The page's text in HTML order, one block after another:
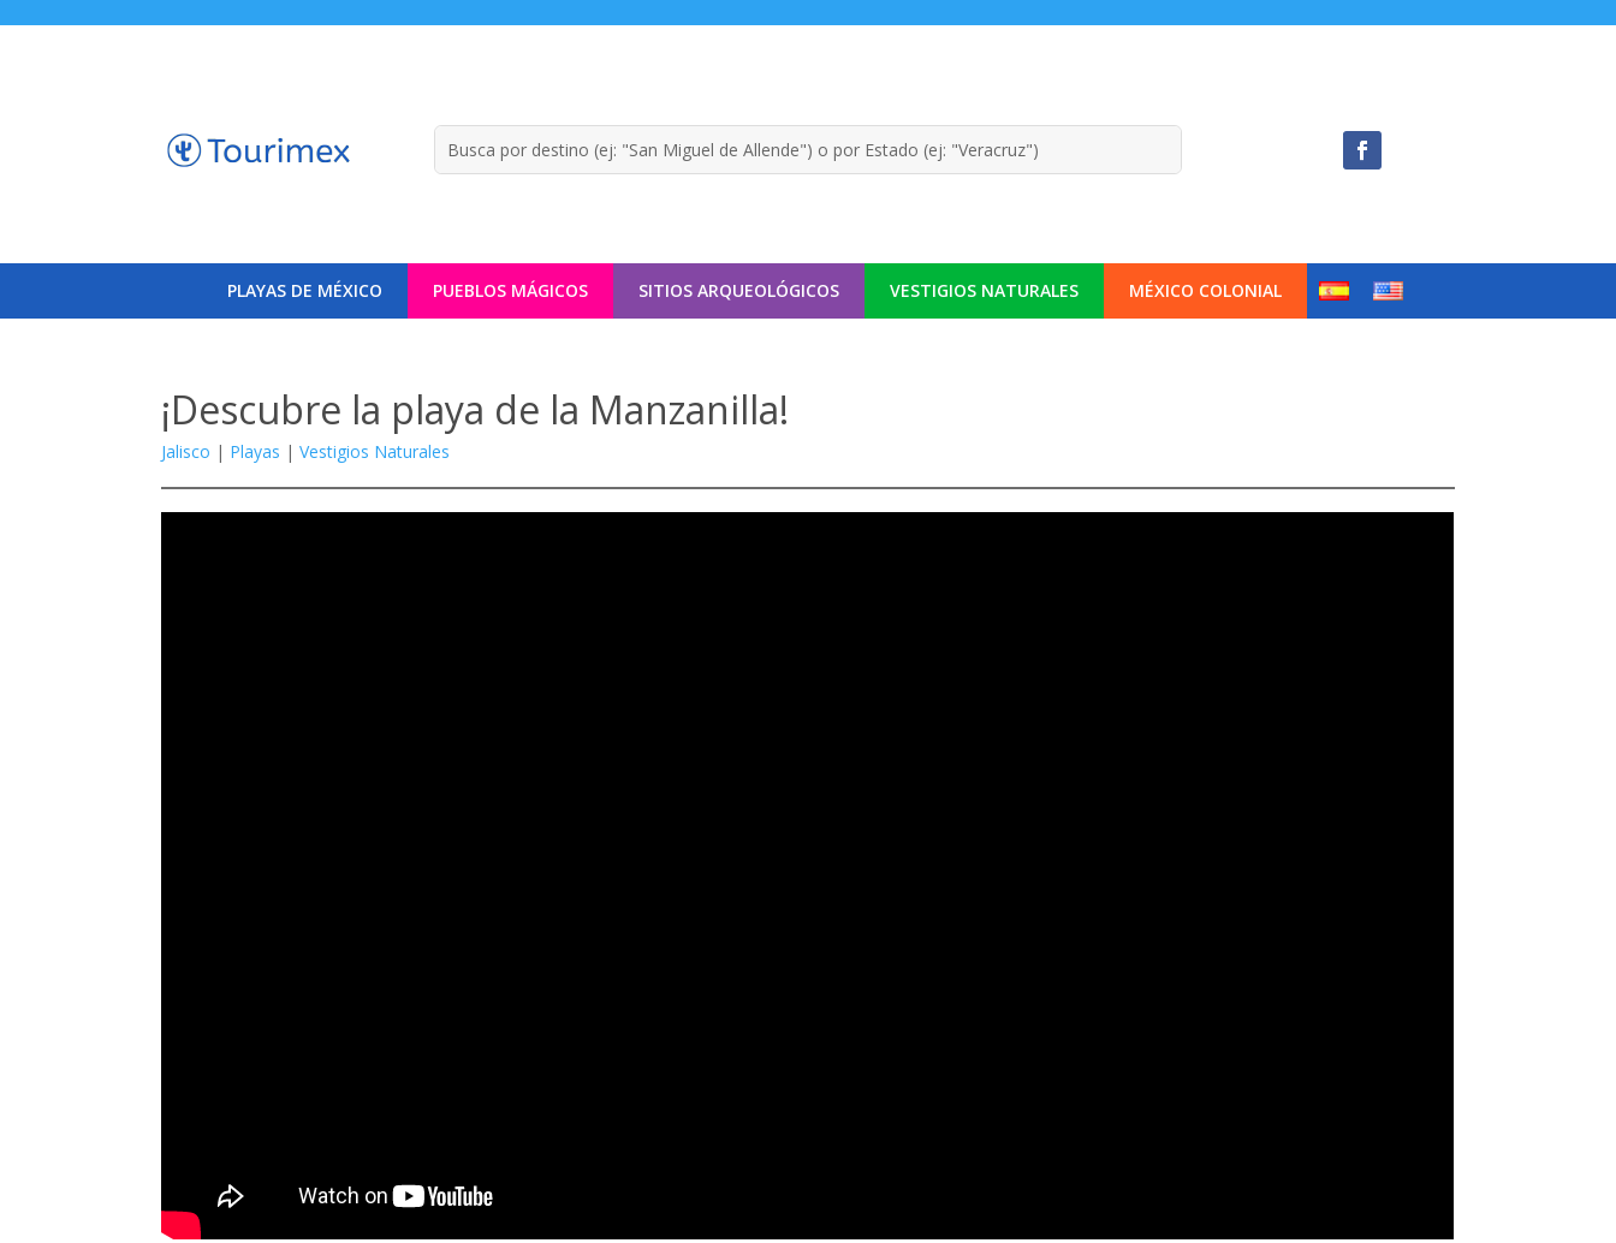
PLAYAS DE MÉXICO PUEBLOS MÁGICOS SITIOS ARQUEOLÓGICOS VESTIGIOS NATURALES MÉXICO COLONIAL
¡Descubre la playa de la Manzanilla!
Jalisco | Playas |Vestigios Naturales